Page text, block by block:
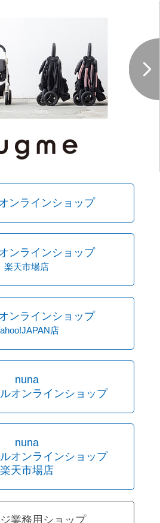
ンラインショップ
ンラインショップ
楽天市場店
ンラインショップ
店
nuna
オンラインショップ
nuna
オンラインショップ
楽天市場店
業務用ショップ